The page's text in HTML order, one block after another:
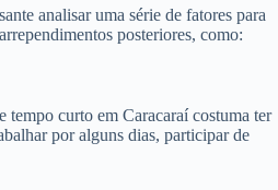
analisar uma série de fatores para
posteriores, como:
tempo curto em Caracaraí costuma ter
por alguns dias, participar de